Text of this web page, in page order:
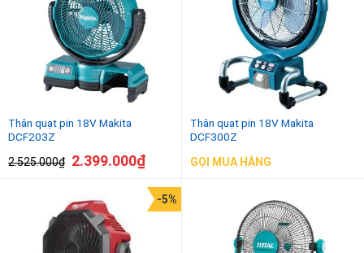
Thân quạt pin 18V Makita
DCF203Z
2.525.000₫ 2.399.000₫
Thân quạt pin 18V Makita
DCF300Z
GỌI MUA HÀNG
-5%